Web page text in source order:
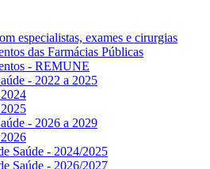
especialistas, exames e cirurgias
das Farmácias Públicas
- REMUNE
- 2022 a 2025
- 2026 a 2029
Saúde - 2024/2025
Saúde - 2026/2027